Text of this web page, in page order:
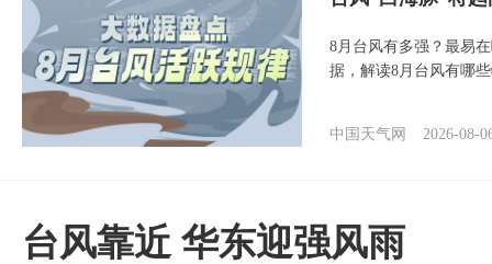
8月台风有多强？最易
据，解读8月台风有哪
中国天气网 2026-08-
台风靠近 华东迎强风雨